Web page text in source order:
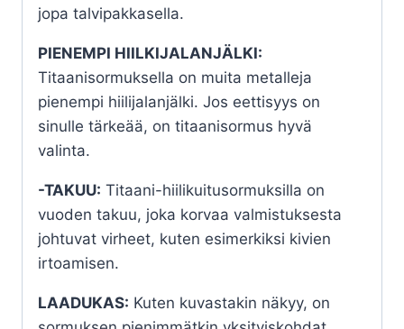
jopa talvipakkasella.
PIENEMPI HIILKIJALANJÄLKI:
Titaanisormuksella on muita metalleja
pienempi hiilijalanjälki. Jos eettisyys on
sinulle tärkeää, on titaanisormus hyvä
valinta.
-TAKUU: Titaani-hiilikuitusormuksilla on
vuoden takuu, joka korvaa valmistuksesta
johtuvat virheet, kuten esimerkiksi kivien
irtoamisen.
LAADUKAS: Kuten kuvastakin näkyy, on